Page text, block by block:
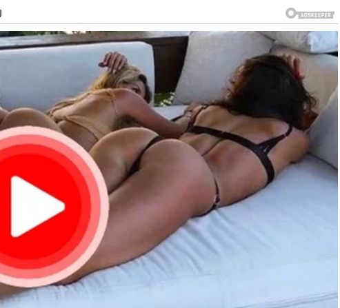
koja će Bikovima vratiti osmeh na lice. Sve ono što ih je mučilo
koji su mesecima delovali nerešivo počeće da se rešavaju gotovo
kada je novac u pitanju. Mnogi pripadnici ovog znaka konačno će
Nekima stiže bolji posao, nekima povišica, a nekima potpuno novi
da će Bik prvi put posle dugo vremena osetiti sigurnost. Više
dugova i neizvesnosti.
priušte nešto što su dugo želeli, a neki će čak krenuti u potpuno novi